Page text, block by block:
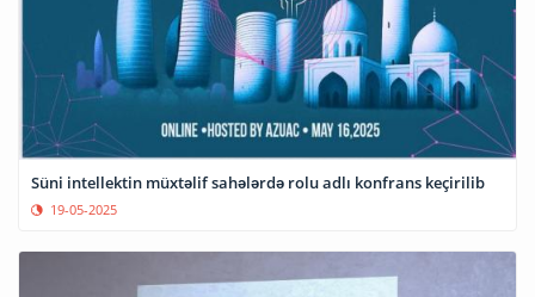
Süni intellektin müxtəlif sahələrdə rolu adlı konfrans keçirilib
19-05-2025